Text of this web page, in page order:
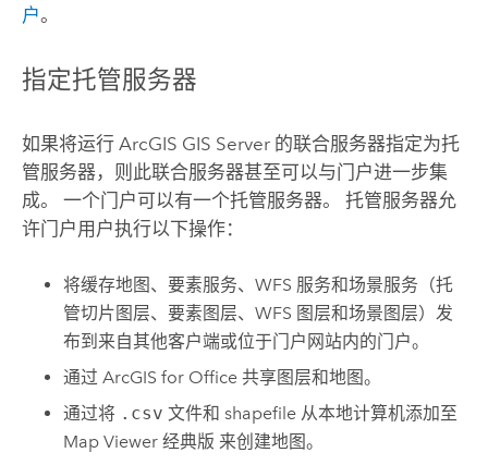
户。
指定托管服务器
如果将运行 ArcGIS GIS Server的联合服务器指定为托
管服务器，则此联合服务器甚至可以与门户进一步集
成。 一个门户可以有一个托管服务器。 托管服务器允
许门户用户执行以下操作：
将缓存地图、要素服务、WFS 服务和场景服务（托
管切片图层、要素图层、WFS 图层和场景图层）发
布到来自其他客户端或位于门户网站内的门户。
通过ArcGIS for Office 共享图层和地图。
通过将 .csv 文件和 shapefile 从本地计算机添加至
Map Viewer 经典版 来创建地图。